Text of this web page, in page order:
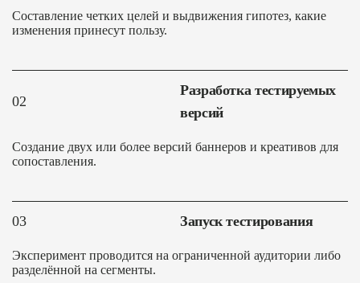
Составление четких целей и выдвижения гипотез, какие
изменения принесут пользу.
02
Разработка тестируемых
версий
Создание двух или более версий баннеров и креативов для
сопоставления.
03 Запуск тестирования
Эксперимент проводится на ограниченной аудитории либо
разделённой на сегменты.